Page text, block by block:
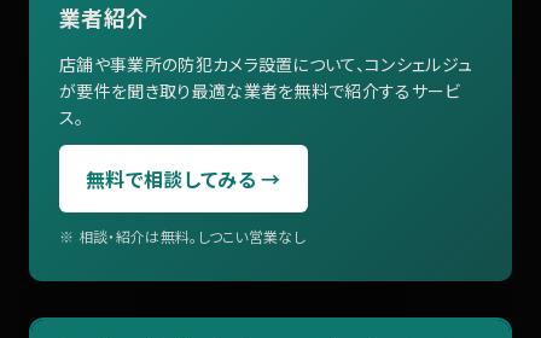
業者紹介
店舗や事業所の防犯カメラ設置について、コンシェルジュ
が要件を聞き取り最適な業者を無料で紹介するサービ
ス。
無料で相談してみる →
※ 相談・紹介は無料。しつこい営業なし